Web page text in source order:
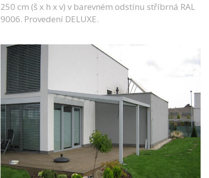
250 cm (š x h x v) v barevném odstínu stříbrná RAL
9006. Provedení DELUXE.